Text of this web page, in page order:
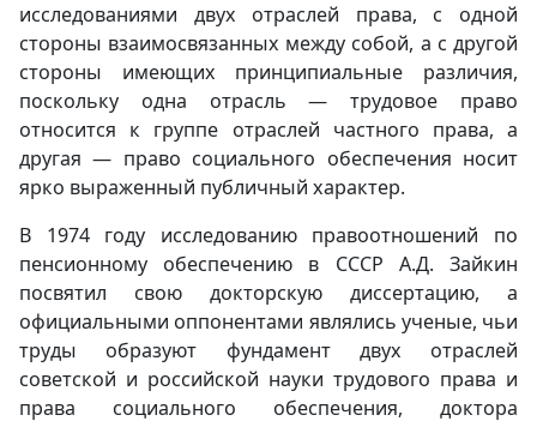
исследованиями двух отраслей права, с одной
стороны взаимосвязанных между собой, а с другой
стороны имеющих принципиальные различия,
поскольку одна отрасль — трудовое право
относится к группе отраслей частного права, а
другая — право социального обеспечения носит
ярко выраженный публичный характер.
В 1974 году исследованию правоотношений по
пенсионному обеспечению в СССР А.Д. Зайкин
посвятил свою докторскую диссертацию, а
официальными оппонентами являлись ученые, чьи
труды образуют фундамент двух отраслей
советской и российской науки трудового права и
права социального обеспечения, доктора